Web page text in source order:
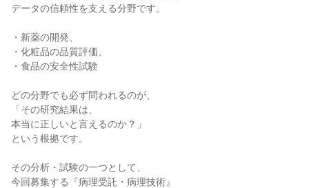
データの信頼性を支える分野です。
・新薬の開発、
・化粧品の品質評価、
・食品の安全性試験
どの分野でも必ず問われるのが、
「その研究結果は、
本当に正しいと言えるのか？」
という根拠です。
その分析・試験の一つとして、
今回募集する『病理受託・病理技術』